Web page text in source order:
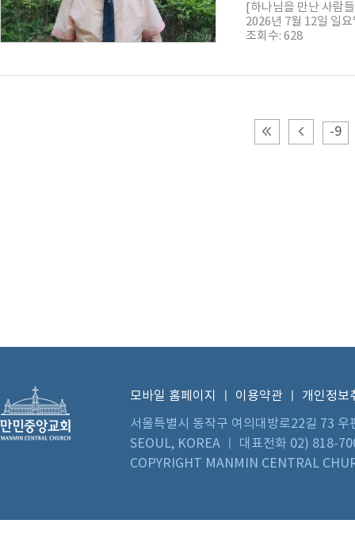
[하나님을 만난 사람
2026년 7월 12일 일요
조회수: 628
-9
모바일 홈페이지 이용약관
개인정보
서울특별시 동작구 여의대방로22길 73
SEOUL, KOREA ㅣ 대표전화 02) 818-
COPYRIGHT MANMIN CENTRAL